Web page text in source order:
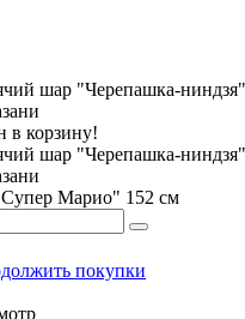
в корзину!
Марио" 152 см
покупки